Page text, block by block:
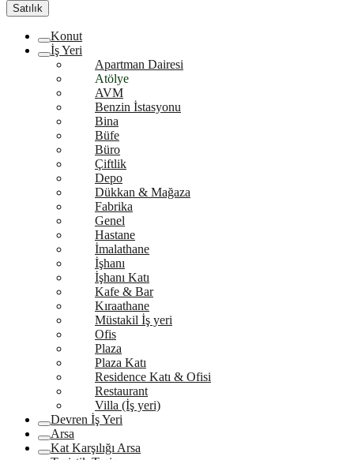
Satılık
Konut
İş Yeri
Apartman Dairesi
Atölye
AVM
Benzin İstasyonu
Bina
Büfe
Büro
Çiftlik
Depo
Dükkan & Mağaza
Fabrika
Genel
Hastane
İmalathane
İşhanı
İşhanı Katı
Kafe & Bar
Kıraathane
Müstakil İş yeri
Ofis
Plaza
Plaza Katı
Residence Katı & Ofisi
Restaurant
Villa (İş yeri)
Devren İş Yeri
Arsa
Kat Karşılığı Arsa